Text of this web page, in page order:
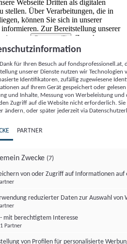
Webseite Dritten als digitalen
stellen. Über Verarbeitungen, die in
können Sie sich in unserer
informieren. Zur Bereitstellung unserer
von
Partnern (5)
. Zwecke:
Messung von Werbeleistung
sowie Zielgruppenforschung.
Online-Kennungen (z. B. login-
Kennungen,
können zusammen mit anderen
und Browserinformationen,
Technologien usw.) auf
von dort ausgelesen werden, um es
es eine App oder einer Webseite
oder mehrere der hier aufgeführten
für Ihren Besuch auf
unserer Dienste nutzen wir Technologien
Identifikatoren, zufällig zugewiesene
auf Ihrem Gerät gespeichert oder
und Inhalte, Messung von Werbeleistung
Zugriff auf die Website nicht erforderlich.
ändern, oder später jederzeit via
PARTNER
Zwecke (7)
von oder Zugriff auf Informationen auf
reduzierter Daten zur Auswahl von
- mit berechtigtem Interesse
1 Partner
von Profilen für personalisierte